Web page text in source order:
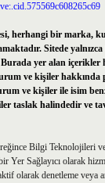
herhangi bir marka,
Sitede yalnızca
Burada yer alan içerikler
ve kişiler hakkında
ve kişiler ile isim
taslak halindedir ve
Bilgi Teknolojileri
Yer Sağlayıcı olarak
olarak denetleme veya